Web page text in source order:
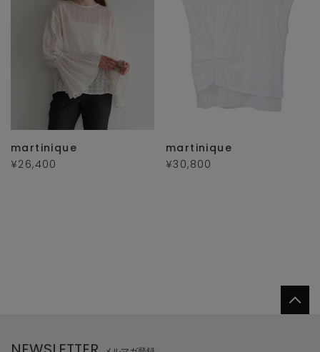
martinique
¥26,400
martinique
¥30,800